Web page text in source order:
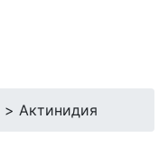
> Актинидия